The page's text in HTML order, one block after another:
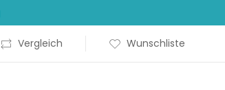
Vergleich Wunschliste